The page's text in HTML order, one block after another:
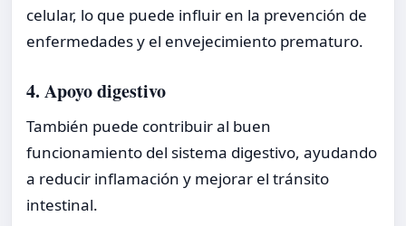
celular, lo que puede influir en la prevención de
enfermedades y el envejecimiento prematuro.
4. Apoyo digestivo
También puede contribuir al buen
funcionamiento del sistema digestivo, ayudando
a reducir inflamación y mejorar el tránsito
intestinal.